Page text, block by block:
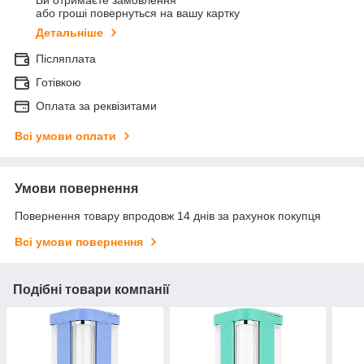
або гроші повернуться на вашу картку
Детальніше
Післяплата
Готівкою
Оплата за реквізитами
Всі умови оплати
Умови повернення
Повернення товару впродовж 14 днів за рахунок покупця
Всі умови повернення
Подібні товари компанії